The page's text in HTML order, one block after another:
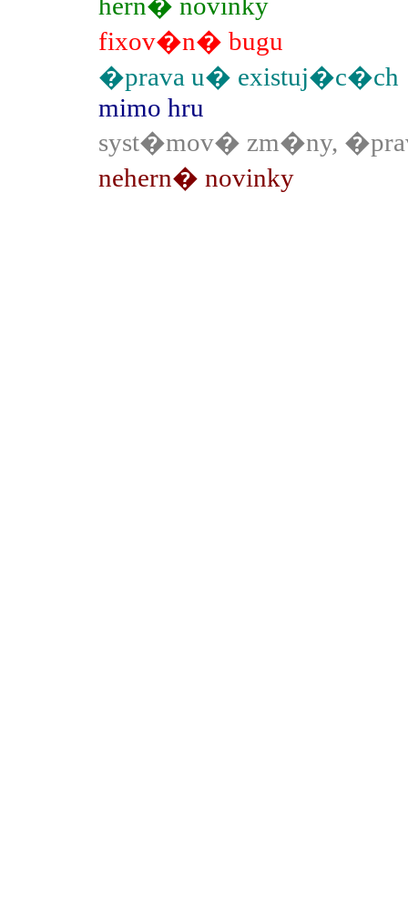
fixov�n� bugu
�prava u� existuj�c�ch
mimo hru
syst�mov� zm�ny,
nehern� novinky